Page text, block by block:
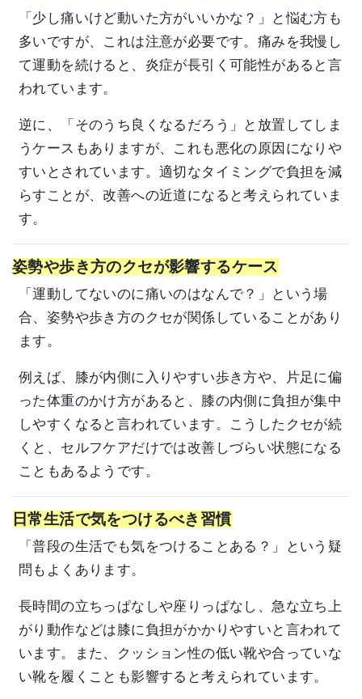
「少し痛いけど動いた方がいいかな？」と悩む方も
多いですが、これは注意が必要です。痛みを我慢し
て運動を続けると、炎症が長引く可能性があると言
われています。
逆に、「そのうち良くなるだろう」と放置してしま
うケースもありますが、これも悪化の原因になりや
すいとされています。適切なタイミングで負担を減
らすことが、改善への近道になると考えられていま
す。
姿勢や歩き方のクセが影響するケース
「運動してないのに痛いのはなんで？」という場
合、姿勢や歩き方のクセが関係していることがあり
ます。
例えば、膝が内側に入りやすい歩き方や、片足に偏
った体重のかけ方があると、膝の内側に負担が集中
しやすくなると言われています。こうしたクセが続
くと、セルフケアだけでは改善しづらい状態になる
こともあるようです。
日常生活で気をつけるべき習慣
「普段の生活でも気をつけることある？」という疑
問もよくあります。
長時間の立ちっぱなしや座りっぱなし、急な立ち上
がり動作などは膝に負担がかかりやすいと言われて
います。また、クッション性の低い靴や合っていな
い靴を履くことも影響すると考えられています。